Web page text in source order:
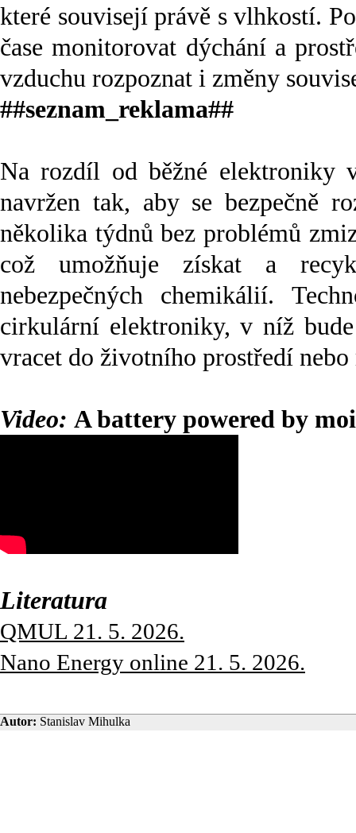
které souvisejí právě s vlhkostí.
čase monitorovat dýchání a
vzduchu rozpoznat i změny
##seznam_reklama##
Na rozdíl od běžné elektroniky
navržen tak, aby se bezpečně
několika týdnů bez problémů
což umožňuje získat a
nebezpečných chemikálií.
cirkulární elektroniky, v níž
vracet do životního prostředí
Video: A battery powered by
Literatura
QMUL 21. 5. 2026.
Nano Energy online 21. 5. 2026.
Autor: Stanislav Mihulka